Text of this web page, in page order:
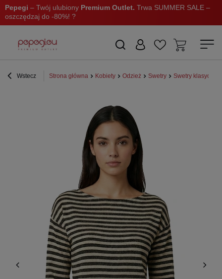
Pepegi – Twój ulubiony Premium Outlet. Trwa SUMMER SALE –
oszczędzaj do -80%! ?
Wstecz Strona główna Kobiety Odzież Swetry Swetry klasyczne